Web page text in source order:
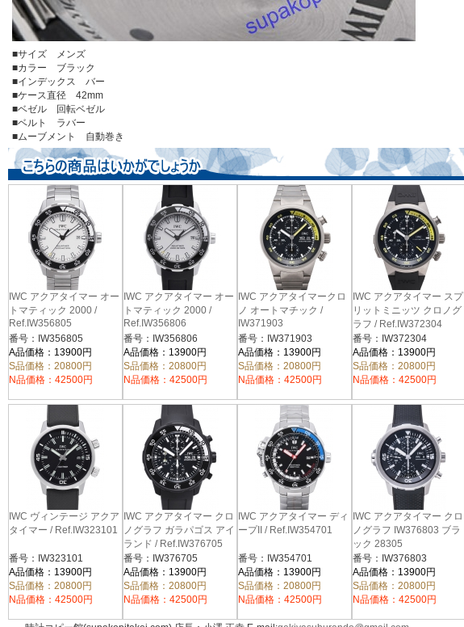
■サイズ メンズ
■カラー ブラック
■インデックス バー
■ケース直径 42mm
■ベゼル 回転ベゼル
■ベルト ラバー
■ムーブメント 自動巻き
IWC アクアタイマー オー
トマティック 2000 /
Ref.IW356805
番号：IW356805
A品価格：13900円
S品価格：20800円
N品価格：42500円
IWC アクアタイマー オー
トマティック 2000 /
Ref.IW356806
番号：IW356806
A品価格：13900円
S品価格：20800円
N品価格：42500円
IWC アクアタイマークロ
ノ オートマチック /
IW371903
番号：IW371903
A品価格：13900円
S品価格：20800円
N品価格：42500円
IWC アクアタイマー スプ
リットミニッツ クロノグ
ラフ / Ref.IW372304
番号：IW372304
A品価格：13900円
S品価格：20800円
N品価格：42500円
IWC ヴィンテージ アクア
タイマー / Ref.IW323101
番号：IW323101
A品価格：13900円
S品価格：20800円
N品価格：42500円
IWC アクアタイマー クロ
ノグラフ ガラパゴス アイ
ランド / Ref.IW376705
番号：IW376705
A品価格：13900円
S品価格：20800円
N品価格：42500円
IWC アクアタイマー ディ
ープII / Ref.IW354701
番号：IW354701
A品価格：13900円
S品価格：20800円
N品価格：42500円
IWC アクアタイマー クロ
ノグラフ IW376803 ブラ
ック 28305
番号：IW376803
A品価格：13900円
S品価格：20800円
N品価格：42500円